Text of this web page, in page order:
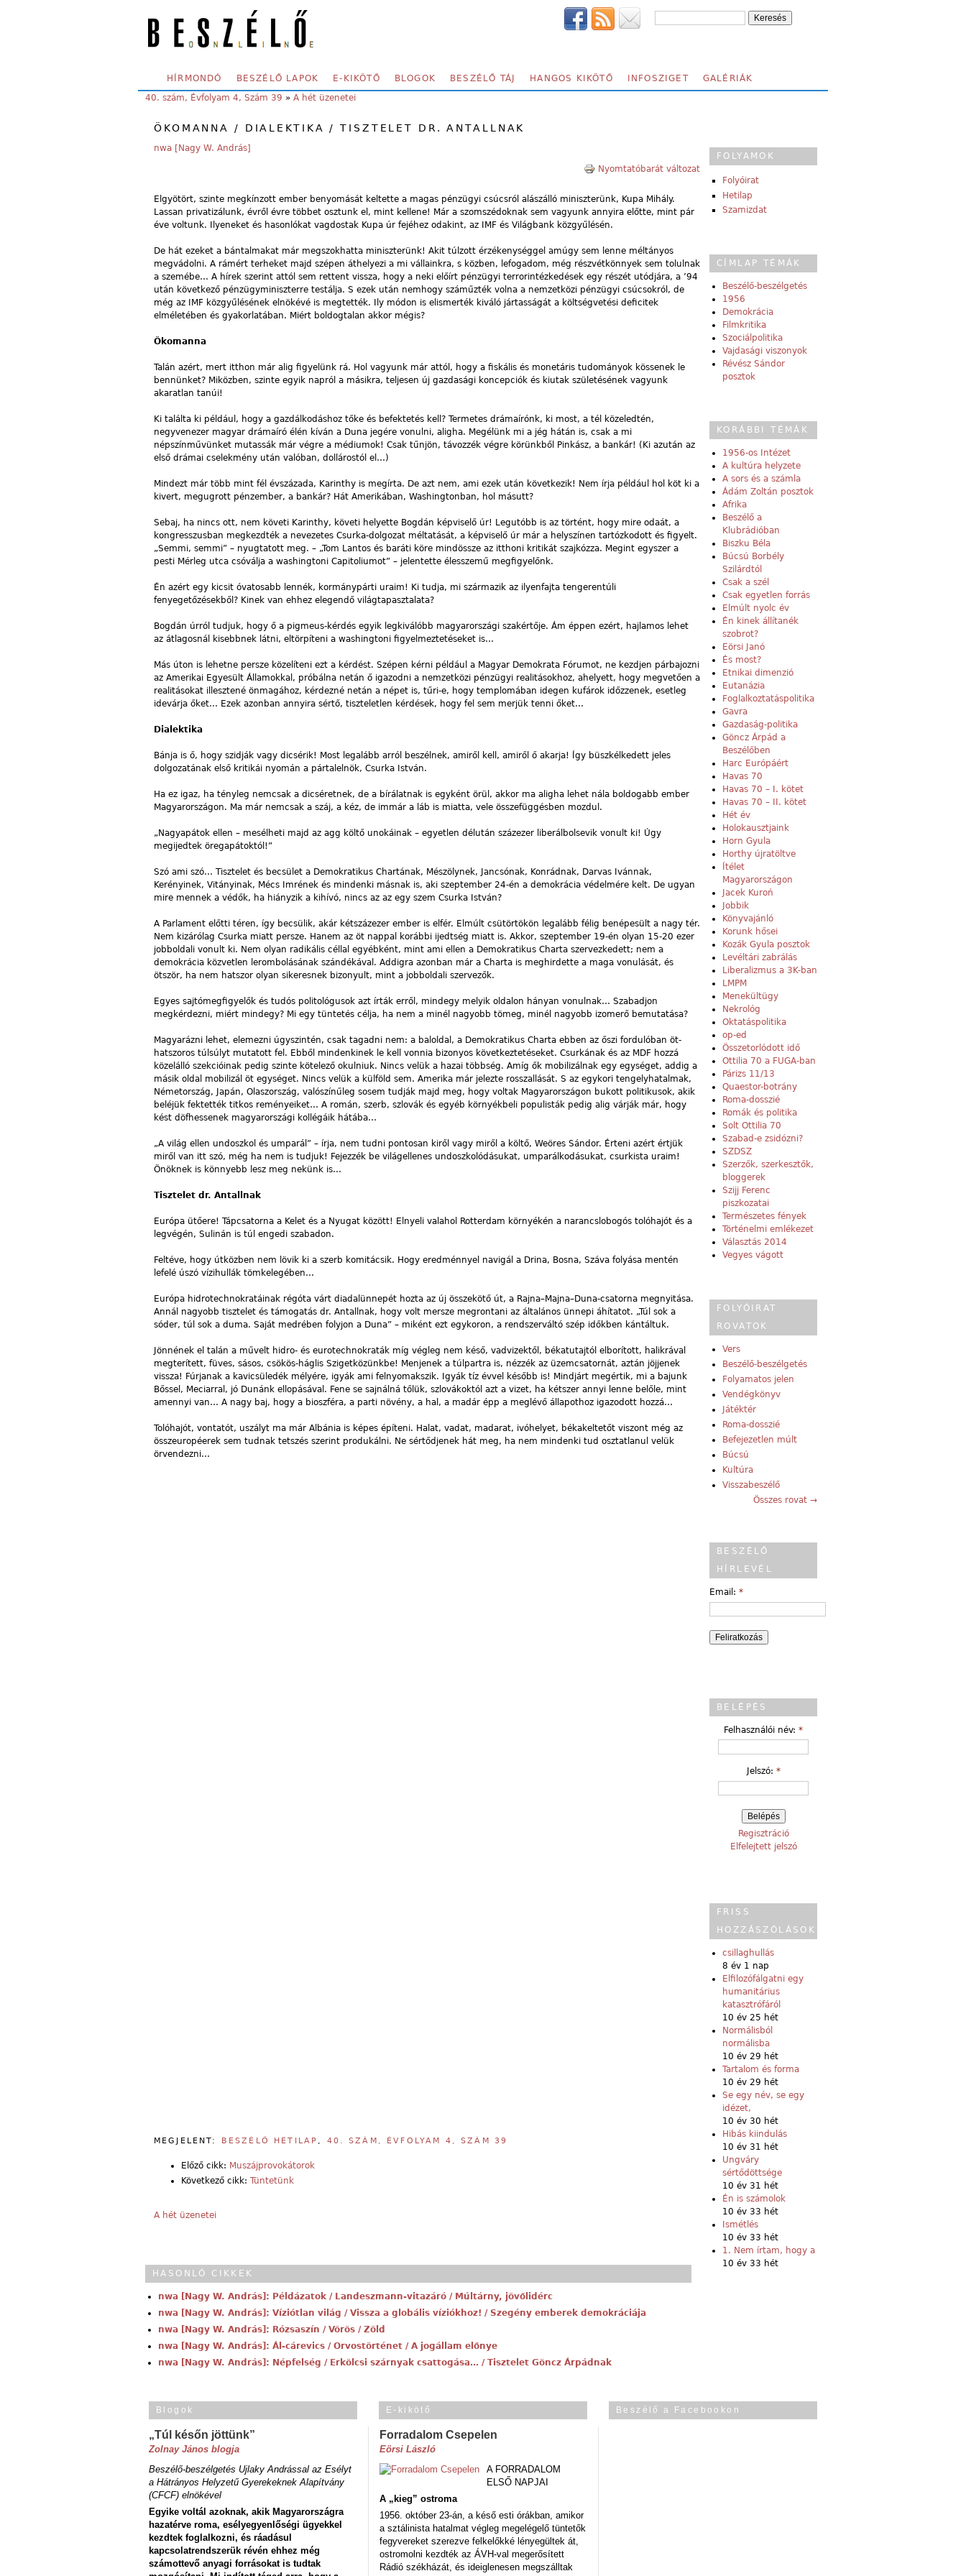
SECONDARY MENU
HÍRMONDÓ BESZÉLŐ LAPOK E-KIKÖTŐ BLOGOK BESZÉLŐ TÁJ HANGOS KIKÖTŐ INFOSZIGET GALÉRIÁK
YOU ARE HERE:
40. szám, Évfolyam 4, Szám 39 » A hét üzenetei
ÖKOMANNA / DIALEKTIKA / TISZTELET DR. ANTALLNAK
nwa [Nagy W. András]
Nyomtatóbarát változat
Elgyötört, szinte megkínzott ember benyomását keltette a magas pénzügyi csúcsról alászálló miniszterünk, Kupa Mihály.
Lassan privatizálunk, évről évre többet osztunk el, mint kellene! Már a szomszédoknak sem vagyunk annyira előtte, mint pár
éve voltunk. Ilyeneket és hasonlókat vagdostak Kupa úr fejéhez odakint, az IMF és Világbank közgyűlésén.
De hát ezeket a bántalmakat már megszokhatta miniszterünk! Akit túlzott érzékenységgel amúgy sem lenne méltányos
megvádolni. A rámért terheket majd szépen áthelyezi a mi vállainkra, s közben, lefogadom, még részvétkönnyek sem tolulnak
a szemébe… A hírek szerint attól sem rettent vissza, hogy a neki előírt pénzügyi terrorintézkedések egy részét utódjára, a ’94
után következő pénzügyminiszterre testálja. S ezek után nemhogy száműzték volna a nemzetközi pénzügyi csúcsokról, de
még az IMF közgyűlésének elnökévé is megtették. Ily módon is elismerték kiváló jártasságát a költségvetési deficitek
elméletében és gyakorlatában. Miért boldogtalan akkor mégis?
Ökomanna
Talán azért, mert itthon már alig figyelünk rá. Hol vagyunk már attól, hogy a fiskális és monetáris tudományok kössenek le
bennünket? Miközben, szinte egyik napról a másikra, teljesen új gazdasági koncepciók és kiutak születésének vagyunk
akaratlan tanúi!
Ki találta ki például, hogy a gazdálkodáshoz tőke és befektetés kell? Termetes drámaírónk, ki most, a tél közeledtén,
negyvenezer magyar drámaíró élén kíván a Duna jegére vonulni, aligha. Megélünk mi a jég hátán is, csak a mi
népszínművünket mutassák már végre a médiumok! Csak tűnjön, távozzék végre körünkből Pinkász, a bankár! (Ki azután az
első drámai cselekmény után valóban, dollárostól el…)
Mindezt már több mint fél évszázada, Karinthy is megírta. De azt nem, ami ezek után következik! Nem írja például hol köt ki a
kivert, megugrott pénzember, a bankár? Hát Amerikában, Washingtonban, hol másutt?
Sebaj, ha nincs ott, nem követi Karinthy, követi helyette Bogdán képviselő úr! Legutóbb is az történt, hogy mire odaát, a
kongresszusban megkezdték a nevezetes Csurka-dolgozat méltatását, a képviselő úr már a helyszínen tartózkodott és figyelt.
„Semmi, semmi” – nyugtatott meg. – „Tom Lantos és baráti köre mindössze az itthoni kritikát szajkózza. Megint egyszer a
pesti Mérleg utca csóválja a washingtoni Capitoliumot” – jelentette élesszemű megfigyelőnk.
Én azért egy kicsit óvatosabb lennék, kormánypárti uraim! Ki tudja, mi származik az ilyenfajta tengerentúli
fenyegetőzésekből? Kinek van ehhez elegendő világtapasztalata?
Bogdán úrról tudjuk, hogy ő a pigmeus-kérdés egyik legkiválóbb magyarországi szakértője. Ám éppen ezért, hajlamos lehet
az átlagosnál kisebbnek látni, eltörpíteni a washingtoni figyelmeztetéseket is…
Más úton is lehetne persze közelíteni ezt a kérdést. Szépen kérni például a Magyar Demokrata Fórumot, ne kezdjen párbajozni
az Amerikai Egyesült Államokkal, próbálna netán ő igazodni a nemzetközi pénzügyi realitásokhoz, ahelyett, hogy megvetően a
realitásokat illesztené önmagához, kérdezné netán a népet is, tűri-e, hogy templomában idegen kufárok időzzenek, esetleg
idevárja őket… Ezek azonban annyira sértő, tiszteletlen kérdések, hogy fel sem merjük tenni őket…
Dialektika
Bánja is ő, hogy szidják vagy dicsérik! Most legalább arról beszélnek, amiről kell, amiről ő akarja! Így büszkélkedett jeles
dolgozatának első kritikái nyomán a pártalelnök, Csurka István.
Ha ez igaz, ha tényleg nemcsak a dicséretnek, de a bírálatnak is egyként örül, akkor ma aligha lehet nála boldogabb ember
Magyarországon. Ma már nemcsak a száj, a kéz, de immár a láb is miatta, vele összefüggésben mozdul.
„Nagyapátok ellen – mesélheti majd az agg költő unokáinak – egyetlen délután százezer liberálbolsevik vonult ki! Úgy
megijedtek öregapátoktól!”
Szó ami szó… Tisztelet és becsület a Demokratikus Chartának, Mészölynek, Jancsónak, Konrádnak, Darvas Ivánnak,
Kerényinek, Vitányinak, Mécs Imrének és mindenki másnak is, aki szeptember 24-én a demokrácia védelmére kelt. De ugyan
mire mennek a védők, ha hiányzik a kihívó, nincs az az egy szem Csurka István?
A Parlament előtti téren, így becsülik, akár kétszázezer ember is elfér. Elmúlt csütörtökön legalább félig benépesült a nagy tér.
Nem kizárólag Csurka miatt persze. Hanem az öt nappal korábbi ijedtség miatt is. Akkor, szeptember 19-én olyan 15-20 ezer
jobboldali vonult ki. Nem olyan radikális céllal egyébként, mint ami ellen a Demokratikus Charta szervezkedett; nem a
demokrácia közvetlen lerombolásának szándékával. Addigra azonban már a Charta is meghirdette a maga vonulását, és
ötször, ha nem hatszor olyan sikeresnek bizonyult, mint a jobboldali szervezők.
Egyes sajtómegfigyelők és tudós politológusok azt írták erről, mindegy melyik oldalon hányan vonulnak… Szabadjon
megkérdezni, miért mindegy? Mi egy tüntetés célja, ha nem a minél nagyobb tömeg, minél nagyobb izomerő bemutatása?
Magyarázni lehet, elemezni úgyszintén, csak tagadni nem: a baloldal, a Demokratikus Charta ebben az őszi fordulóban öt-
hatszoros túlsúlyt mutatott fel. Ebből mindenkinek le kell vonnia bizonyos következtetéseket. Csurkának és az MDF hozzá
közelálló szekcióinak pedig szinte kötelező okulniuk. Nincs velük a hazai többség. Amíg ők mobilizálnak egy egységet, addig a
másik oldal mobilizál öt egységet. Nincs velük a külföld sem. Amerika már jelezte rosszallását. S az egykori tengelyhatalmak,
Németország, Japán, Olaszország, valószínűleg sosem tudják majd meg, hogy voltak Magyarországon bukott politikusok, akik
beléjük fektették titkos reményeiket… A román, szerb, szlovák és egyéb környékbeli populisták pedig alig várják már, hogy
kést döfhessenek magyarországi kollégáik hátába…
„A világ ellen undoszkol és umparál” – írja, nem tudni pontosan kiről vagy miről a költő, Weöres Sándor. Érteni azért értjük
miről van itt szó, még ha nem is tudjuk! Fejezzék be világellenes undoszkolódásukat, umparálkodásukat, csurkista uraim!
Önöknek is könnyebb lesz meg nekünk is…
Tisztelet dr. Antallnak
Európa ütőere! Tápcsatorna a Kelet és a Nyugat között! Elnyeli valahol Rotterdam környékén a narancslobogós tolóhajót és a
legvégén, Sulinán is túl engedi szabadon.
Feltéve, hogy útközben nem lövik ki a szerb komitácsik. Hogy eredménnyel navigál a Drina, Bosna, Száva folyása mentén
lefelé úszó vízihullák tömkelegében…
Európa hidrotechnokratáinak régóta várt diadalünnepét hozta az új összekötő út, a Rajna–Majna–Duna-csatorna megnyitása.
Annál nagyobb tisztelet és támogatás dr. Antallnak, hogy volt mersze megrontani az általános ünnepi áhítatot. „Túl sok a
sóder, túl sok a duma. Saját medrében folyjon a Duna” – miként ezt egykoron, a rendszerváltó szép időkben kántáltuk.
Jönnének el talán a művelt hidro- és eurotechnokraták míg végleg nem késő, vadvizektől, békatutajtól elborított, halikrával
megterített, füves, sásos, csökös-háglis Szigetközünkbe! Menjenek a túlpartra is, nézzék az üzemcsatornát, aztán jöjjenek
vissza! Fúrjanak a kavicsüledék mélyére, igyák ami felnyomakszik. Igyák tíz évvel később is! Mindjárt megértik, mi a bajunk
Bőssel, Meciarral, jó Dunánk ellopásával. Fene se sajnálná tőlük, szlovákoktól azt a vizet, ha kétszer annyi lenne belőle, mint
amennyi van… A nagy baj, hogy a bioszféra, a parti növény, a hal, a madár épp a meglévő állapothoz igazodott hozzá…
Tolóhajót, vontatót, uszályt ma már Albánia is képes építeni. Halat, vadat, madarat, ivóhelyet, békakeltetőt viszont még az
összeuropéerek sem tudnak tetszés szerint produkálni. Ne sértődjenek hát meg, ha nem mindenki tud osztatlanul velük
örvendezni…
MEGJELENT: BESZÉLŐ HETILAP 40. SZÁM, ÉVFOLYAM 4, SZÁM 39
Előző cikk: Muszájprovokátorok
Következő cikk: Tüntetünk
A hét üzenetei
HASONLÓ CIKKEK
nwa [Nagy W. András]: Példázatok / Landeszmann-vitazáró / Múltárny, jövőlidérc
nwa [Nagy W. András]: Víziótlan világ / Vissza a globális víziókhoz! / Szegény emberek demokráciája
nwa [Nagy W. András]: Rózsaszín / Vörös / Zöld
nwa [Nagy W. András]: Ál-cárevics / Orvostörténet / A jogállam előnye
nwa [Nagy W. András]: Népfelség / Erkölcsi szárnyak csattogása… / Tisztelet Göncz Árpádnak
FOLYAMOK
Folyóirat
Hetilap
Szamizdat
CÍMLAP TÉMÁK
Beszélő-beszélgetés
1956
Demokrácia
Filmkritika
Szociálpolitika
Vajdasági viszonyok
Révész Sándor
posztok
KORÁBBI TÉMÁK
1956-os Intézet
A kultúra helyzete
A sors és a számla
Ádám Zoltán posztok
Afrika
Beszélő a
Klubrádióban
Biszku Béla
Búcsú Borbély
Szilárdtól
Csak a szél
Csak egyetlen forrás
Elmúlt nyolc év
Én kinek állítanék
szobrot?
Eörsi Janó
És most?
Etnikai dimenzió
Eutanázia
Foglalkoztatáspolitika
Gavra
Gazdaság-politika
Göncz Árpád a
Beszélőben
Harc Európáért
Havas 70
Havas 70 – I. kötet
Havas 70 – II. kötet
Hét év
Holokausztjaink
Horn Gyula
Horthy újratöltve
Ítélet
Magyarországon
Jacek Kuroń
Jobbik
Könyvajánló
Korunk hősei
Kozák Gyula posztok
Levéltári zabrálás
Liberalizmus a 3K-ban
LMPM
Menekültügy
Nekrológ
Oktatáspolitika
op-ed
Összetorlódott idő
Ottilia 70 a FUGA-ban
Párizs 11/13
Quaestor-botrány
Roma-dosszié
Romák és politika
Solt Ottilia 70
Szabad-e zsidózni?
SZDSZ
Szerzők, szerkesztők,
bloggerek
Szijj Ferenc
piszkozatai
Természetes fények
Történelmi emlékezet
Választás 2014
Vegyes vágott
FOLYÓIRAT
ROVATOK
Vers
Beszélő-beszélgetés
Folyamatos jelen
Vendégkönyv
Játéktér
Roma-dosszié
Befejezetlen múlt
Búcsú
Kultúra
Visszabeszélő
Összes rovat →
BESZÉLŐ
HÍRLEVÉL
Email: *
BELÉPÉS
Felhasználói név: *
Jelszó: *
Regisztráció
Elfelejtett jelszó
FRISS
HOZZÁSZÓLÁSOK
csillaghullás
8 év 1 nap
Elfilozófálgatni egy
humanitárius
katasztrófáról
10 év 25 hét
Normálisból
normálisba
10 év 29 hét
Tartalom és forma
10 év 29 hét
Se egy név, se egy
idézet,
10 év 30 hét
Hibás kiindulás
10 év 31 hét
Ungváry
sértődöttsége
10 év 31 hét
Én is számolok
10 év 33 hét
Ismétlés
10 év 33 hét
1. Nem írtam, hogy a
10 év 33 hét
Blogok
„Túl későn jöttünk”
Zolnay János blogja
Beszélő-beszélgetés Ujlaky Andrással az Esélyt
a Hátrányos Helyzetű Gyerekeknek Alapítvány
(CFCF) elnökével
Egyike voltál azoknak, akik Magyarországra
hazatérve roma, esélyegyenlőségi ügyekkel
kezdtek foglalkozni, és ráadásul
kapcsolatrendszerük révén ehhez még
számottevő anyagi forrásokat is tudtak
E-kikötő
Forradalom Csepelen
Eörsi László
A FORRADALOM
ELSŐ NAPJAI
A „kieg” ostroma
1956. október 23-án, a késő esti órákban, amikor
a sztálinista hatalmat végleg megelégelő tüntetők
fegyvereket szerezve felkelőkké lényegültek át,
ostromolni kezdték az ÁVH-val megerősített
Rádió székházát, és ideiglenesen megszálltak
Beszélő a Facebookon